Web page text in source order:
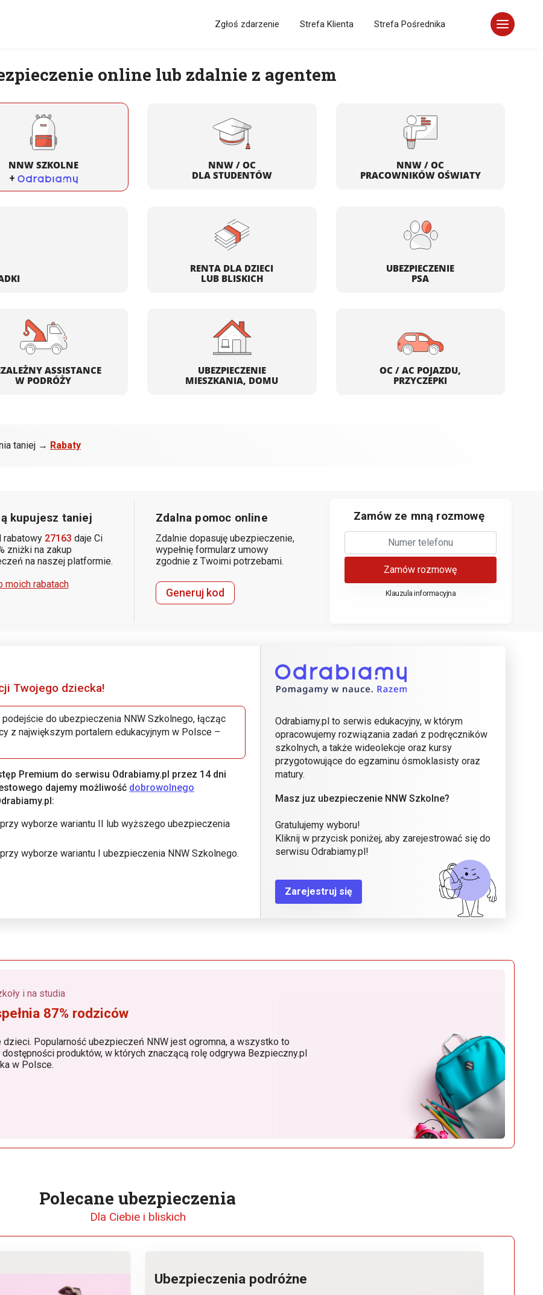
Zgłoś zdarzenie Strefa Klienta Strefa Pośrednika
online lub zdalnie z agentem
NNW SZKOLNE
+
NNW / OC
DLA STUDENTÓW
NNW / OC
PRACOWNIKÓW OŚWIATY
RENTA DLA DZIECI
LUB BLISKICH
UBEZPIECZENIE
PSA
ASSISTANCE
W PODRÓŻY
UBEZPIECZENIE
MIESZKANIA, DOMU
OC / AC POJAZDU,
PRZYCZEPKI
taniej → Rabaty
kupujesz taniej
rabatowy 27163 daje Ci
zniżki na zakup
na naszej platformie.
moich rabatach
Zdalna pomoc online
Zdalnie dopasuję ubezpieczenie,
wypełnię formularz umowy
zgodnie z Twoimi potrzebami.
Generuj kod
Zamów ze mną rozmowę
Zamów rozmowę
Klauzula informacyjna
Twojego dziecka!
do ubezpieczenia NNW Szkolnego, łącząc
z największym portalem edukacyjnym w Polsce –
Premium do serwisu Odrabiamy.pl przez 14 dni
dajemy możliwość dobrowolnego
wyborze wariantu II lub wyższego ubezpieczenia
wyborze wariantu I ubezpieczenia NNW Szkolnego.
Odrabiamy.pl to serwis edukacyjny, w którym
opracowujemy rozwiązania zadań z podręczników
szkolnych, a także wideolekcje oraz kursy
przygotowujące do egzaminu ósmoklasisty oraz
matury.
Masz juz ubezpieczenie NNW Szkolne?
Gratulujemy wyboru!
Kliknij w przycisk poniżej, aby zarejestrować się do
serwisu Odrabiamy.pl!
Zarejestruj się
i na studia
87% rodziców
Popularność ubezpieczeń NNW jest ogromna, a wszystko to
produktów, w których znaczącą rolę odgrywa Bezpieczny.pl
w Polsce.
Polecane ubezpieczenia
Dla Ciebie i bliskich
Ubezpieczenia podróżne